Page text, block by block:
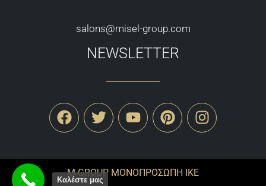
salons@misel-group.com
NEWSLETTER
M-GROUP ΜΟΝΟΠΡΟΣΩΠΗ ΙΚΕ
Καλέστε μας